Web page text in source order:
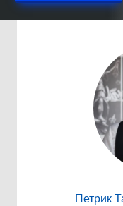
Петрик